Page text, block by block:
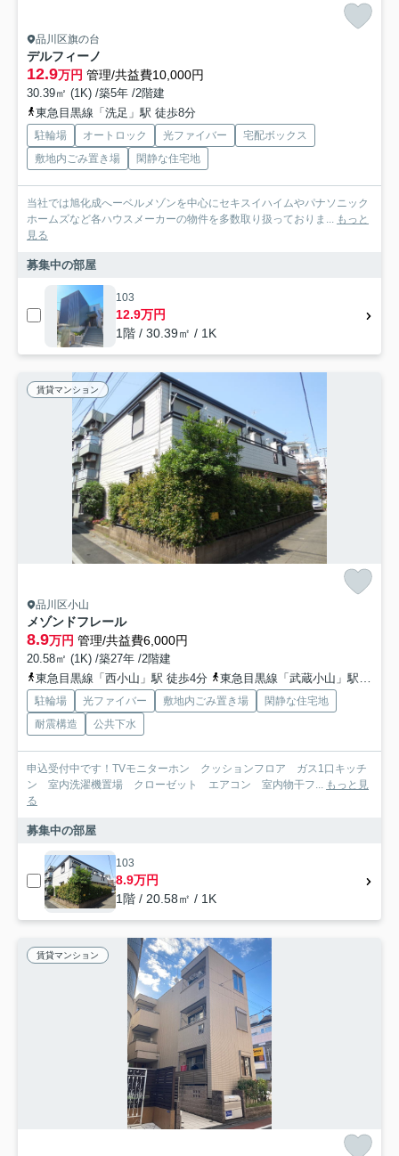
品川区旗の台
デルフィーノ
12.9万円 管理/共益費10,000円
30.39㎡ (1K) /築5年 /2階建
東急目黒線「洗足」駅 徒歩8分
駐輪場 オートロック 光ファイバー
宅配ボックス
敷地内ごみ置き場
閑静な住宅地
当社では旭化成へーベルメゾンを中心にセキスイハイムやパナソニック
ホームズなど各ハウスメーカーの物件を多数取り扱っておりま... もっと
見る
募集中の部屋
103
12.9万円
1階 / 30.39㎡ / 1K
賃貸マンション
品川区小山
メゾンドフレール
8.9万円 管理/共益費6,000円
20.58㎡ (1K) /築27年 /2階建
東急目黒線「西小山」駅 徒歩4分
東急目黒線「武蔵小山」駅 徒歩9分
駐輪場 光ファイバー 敷地内ごみ置き場
閑静な住宅地
耐震構造
公共下水
申込受付中です！TVモニターホン クッションフロア ガス1口キッチ
ン 室内洗濯機置場 クローゼット エアコン 室内物干フ... もっと見
る
募集中の部屋
103
8.9万円
1階 / 20.58㎡ / 1K
賃貸マンション